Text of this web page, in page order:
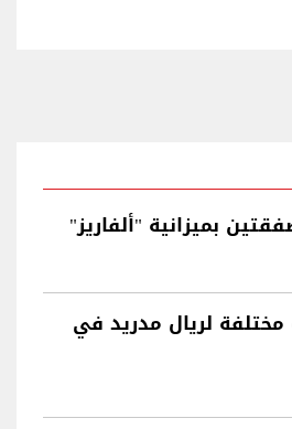
بميزانية "ألفاريز"
لريال مدريد في